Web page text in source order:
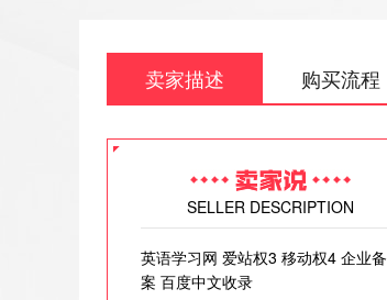
卖家描述 购买流程
SELLER DESCRIPTION
英语学习网 爱站权3 移动权4 企业备
案 百度中文收录